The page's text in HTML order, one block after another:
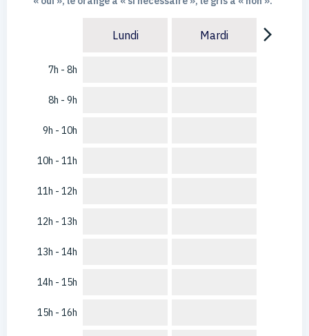
7h - 8h
8h - 9h
9h - 10h
10h - 11h
11h - 12h
12h - 13h
13h - 14h
14h - 15h
15h - 16h
Lundi Mardi arrow_forward_ios